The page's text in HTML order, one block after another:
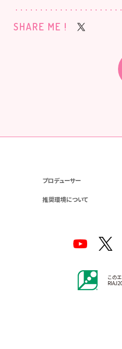
SHARE ME !
プロデューサー
推奨環境について
この